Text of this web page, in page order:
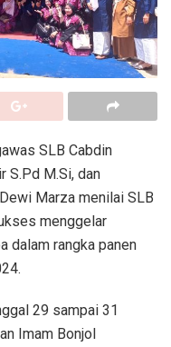
SLB Cabdin
S.Pd M.Si, dan
Marza menilai SLB
menggelar
dalam rangka panen
29 sampai 31
Imam Bonjol